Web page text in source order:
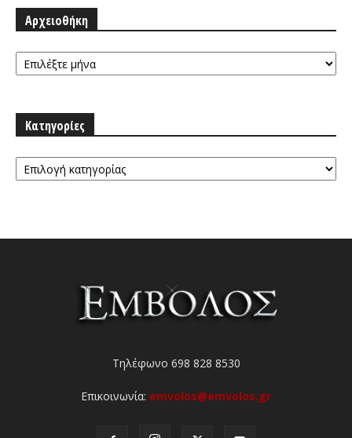
Αρχειοθήκη
Αρχειοθήκη
Κατηγορίες
Κατηγορίες
Τηλέφωνο 698 828 8530
Επικοινωνία: emvolos@emvolos.gr